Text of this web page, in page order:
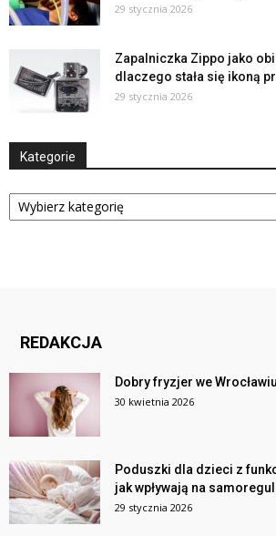
29 stycznia 2026
Zapalniczka Zippo jako
dlaczego stała się ikoną
29 stycznia 2026
Kategorie
Kategorie
REDAKCJA
Dobry fryzjer we
30 kwietnia 2026
Poduszki dla dzieci z
jak wpływają na
29 stycznia 2026